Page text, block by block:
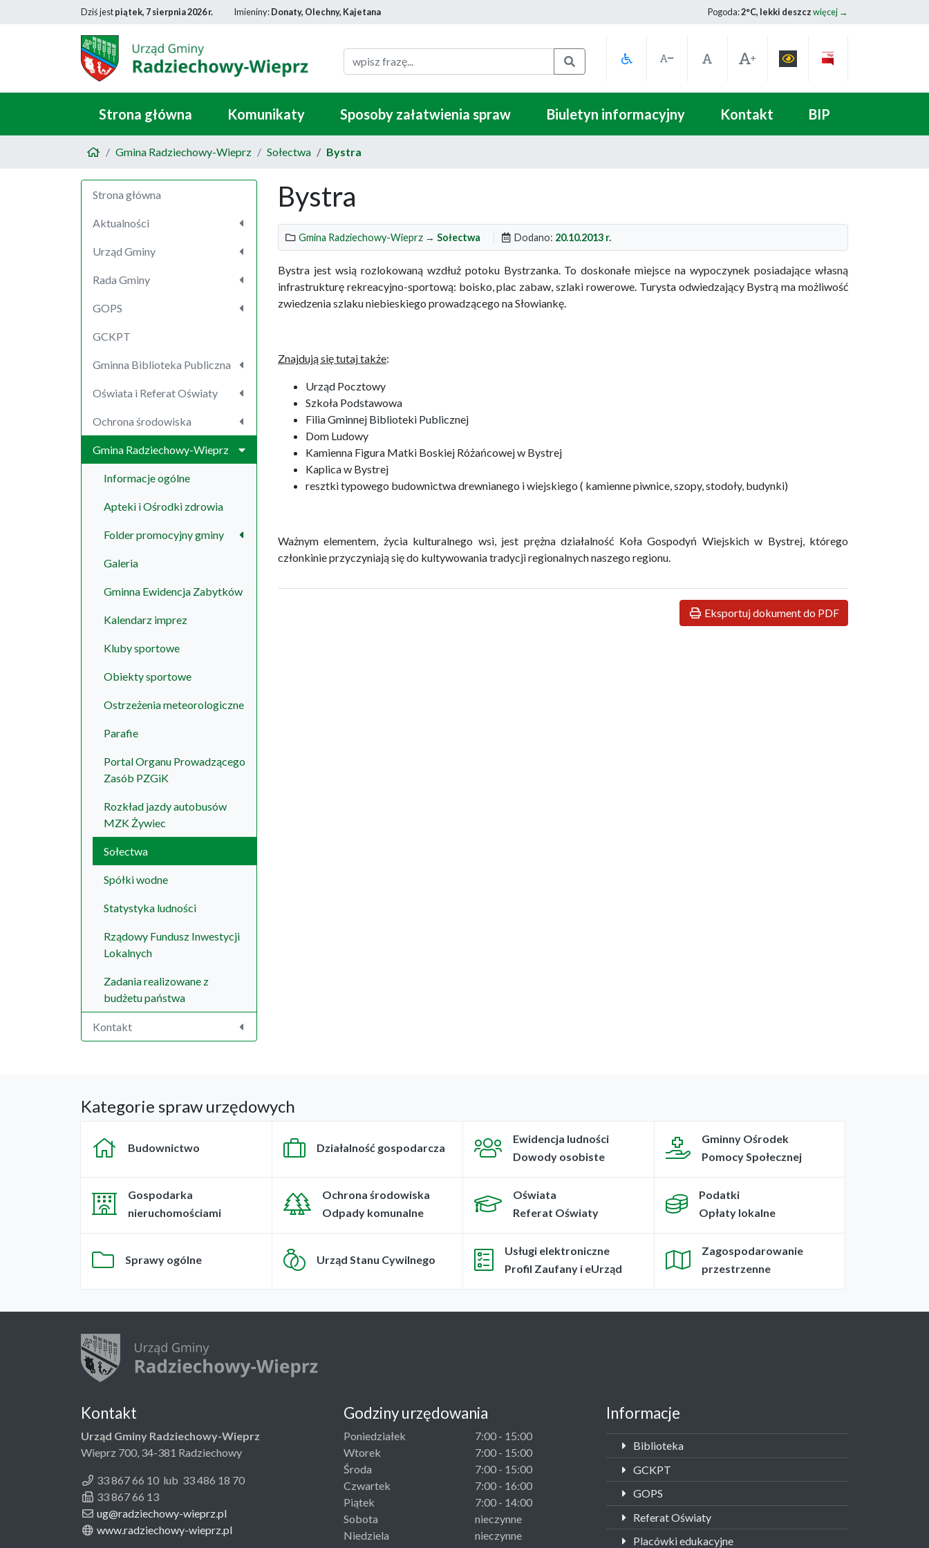
Dziś jestpiątek, 7 sierpnia 2026 r. Imieniny:Donaty, Olechny, Kajetana Pogoda:2°C, lekki deszczwięcej →
Szukaj
Strona główna Komunikaty Sposoby załatwienia spraw Biuletyn informacyjny Kontakt BIP
Gmina Radziechowy-Wieprz Sołectwa Bystra
Strona główna
Aktualności
Urząd Gminy
Rada Gminy
GOPS
GCKPT
Gminna Biblioteka Publiczna
Oświata i Referat Oświaty
Ochrona środowiska
Gmina Radziechowy-Wieprz
Informacje ogólne
Apteki i Ośrodki zdrowia
Folder promocyjny gminy
Galeria
Gminna Ewidencja Zabytków
Kalendarz imprez
Kluby sportowe
Obiekty sportowe
Ostrzeżenia meteorologiczne
Parafie
Portal Organu Prowadzącego
Zasób PZGiK
Rozkład jazdy autobusów
MZK Żywiec
Sołectwa
Spółki wodne
Statystyka ludności
Rządowy Fundusz Inwestycji
Lokalnych
Zadania realizowane z
budżetu państwa
Kontakt
Bystra
Gmina Radziechowy-Wieprz → Sołectwa Dodano: 20.10.2013 r.
Bystra jest wsią rozlokowaną wzdłuż potoku Bystrzanka. To doskonałe miejsce na wypoczynek posiadające własną
infrastrukturę rekreacyjno-sportową: boisko, plac zabaw, szlaki rowerowe. Turysta odwiedzający Bystrą ma możliwość
zwiedzenia szlaku niebieskiego prowadzącego na Słowiankę.
Znajdują się tutaj także:
Urząd Pocztowy
Szkoła Podstawowa
Filia Gminnej Biblioteki Publicznej
Dom Ludowy
Kamienna Figura Matki Boskiej Różańcowej w Bystrej
Kaplica w Bystrej
resztki typowego budownictwa drewnianego i wiejskiego ( kamienne piwnice, szopy, stodoły, budynki)
Ważnym elementem, życia kulturalnego wsi, jest prężna działalność Koła Gospodyń Wiejskich w Bystrej, którego
członkinie przyczyniają się do kultywowania tradycji regionalnych naszego regionu.
Eksportuj dokument do PDF
Kategorie spraw urzędowych
Budownictwo Działalność gospodarcza
Ewidencja ludności
Dowody osobiste
Gminny Ośrodek
Pomocy Społecznej
Gospodarka
nieruchomościami
Ochrona środowiska
Odpady komunalne
Oświata
Referat Oświaty
Podatki
Opłaty lokalne
Sprawy ogólne Urząd Stanu Cywilnego
Usługi elektroniczne
Profil Zaufany i eUrząd
Zagospodarowanie
przestrzenne
Kontakt
Urząd Gminy Radziechowy-Wieprz
Wieprz 700, 34-381 Radziechowy
33 867 66 10 lub 33 486 18 70
33 867 66 13
ug@radziechowy-wieprz.pl
www.radziechowy-wieprz.pl
Godziny urzędowania
Poniedziałek
7:00 - 15:00
Wtorek
7:00 - 15:00
Środa
7:00 - 15:00
Czwartek
7:00 - 16:00
Piątek
7:00 - 14:00
Sobota
nieczynne
Niedziela
nieczynne
Informacje
Biblioteka
GCKPT
GOPS
Referat Oświaty
Placówki edukacyjne